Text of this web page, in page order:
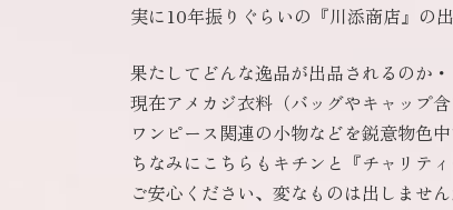
実に10年振りぐらいの『川添商店』の
果たしてどんな逸品が出品されるのか・
現在アメカジ衣料（バッグやキャップ含
ワンピース関連の小物などを鋭意物色中
ちなみにこちらもキチンと『チャリテ
ご安心ください、変なものは出しません